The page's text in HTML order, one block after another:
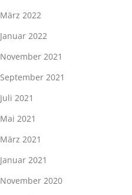
März 2022
Januar 2022
November 2021
September 2021
Juli 2021
Mai 2021
März 2021
Januar 2021
November 2020